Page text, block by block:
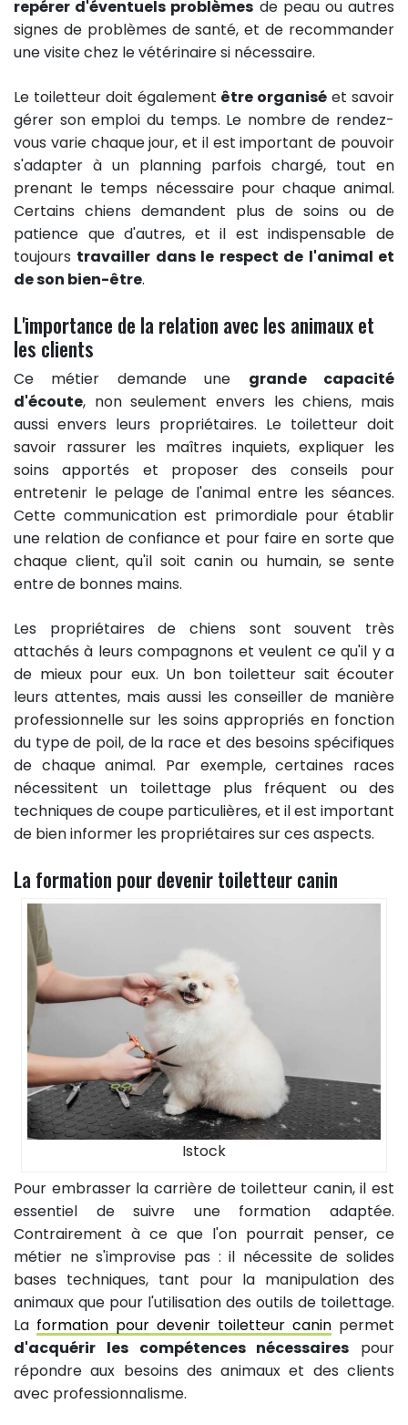
repérer d'éventuels problèmes de peau ou autres
signes de problèmes de santé, et de recommander
une visite chez le vétérinaire si nécessaire.
Le toiletteur doit également être organisé et savoir
gérer son emploi du temps. Le nombre de rendez-
vous varie chaque jour, et il est important de pouvoir
s'adapter à un planning parfois chargé, tout en
prenant le temps nécessaire pour chaque animal.
Certains chiens demandent plus de soins ou de
patience que d'autres, et il est indispensable de
toujours travailler dans le respect de l'animal et
de son bien-être.
L'importance de la relation avec les animaux et
les clients
Ce métier demande une grande capacité
d'écoute, non seulement envers les chiens, mais
aussi envers leurs propriétaires. Le toiletteur doit
savoir rassurer les maîtres inquiets, expliquer les
soins apportés et proposer des conseils pour
entretenir le pelage de l'animal entre les séances.
Cette communication est primordiale pour établir
une relation de confiance et pour faire en sorte que
chaque client, qu'il soit canin ou humain, se sente
entre de bonnes mains.
Les propriétaires de chiens sont souvent très
attachés à leurs compagnons et veulent ce qu'il y a
de mieux pour eux. Un bon toiletteur sait écouter
leurs attentes, mais aussi les conseiller de manière
professionnelle sur les soins appropriés en fonction
du type de poil, de la race et des besoins spécifiques
de chaque animal. Par exemple, certaines races
nécessitent un toilettage plus fréquent ou des
techniques de coupe particulières, et il est important
de bien informer les propriétaires sur ces aspects.
La formation pour devenir toiletteur canin
Istock
Pour embrasser la carrière de toiletteur canin, il est
essentiel de suivre une formation adaptée.
Contrairement à ce que l'on pourrait penser, ce
métier ne s'improvise pas : il nécessite de solides
bases techniques, tant pour la manipulation des
animaux que pour l'utilisation des outils de toilettage.
La formation pour devenir toiletteur canin permet
d'acquérir les compétences nécessaires pour
répondre aux besoins des animaux et des clients
avec professionnalisme.